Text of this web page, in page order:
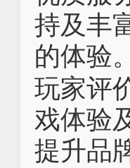
持及丰
的体验。
玩家评
戏体验
提升品